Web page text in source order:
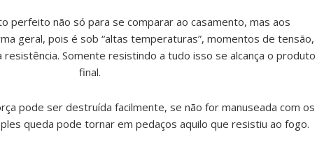
perfeito não só para se comparar ao casamento, mas aos
geral, pois é sob “altas temperaturas”, momentos de tensão,
Somente resistindo a tudo isso se alcança o produto
final.
pode ser destruída facilmente, se não for manuseada com os
queda pode tornar em pedaços aquilo que resistiu ao fogo.